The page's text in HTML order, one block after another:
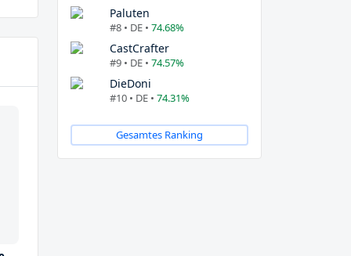
Paluten
#8 • DE • 74.68%
CastCrafter
#9 • DE • 74.57%
DieDoni
#10 • DE • 74.31%
Gesamtes Ranking